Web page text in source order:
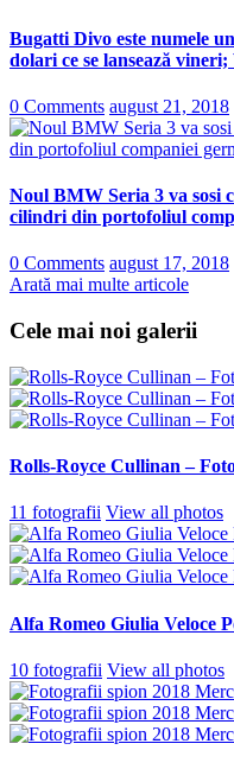
Bugatti Divo este numele
dolari ce se lansează vineri;
0 Comments august 21, 2018
Noul BMW Seria 3 va sosi
cilindri din portofoliul
0 Comments august 17, 2018
Arată mai multe articole
Cele mai noi galerii
Rolls-Royce Cullinan –
11 fotografii View all photos
Alfa Romeo Giulia Veloce
10 fotografii View all photos